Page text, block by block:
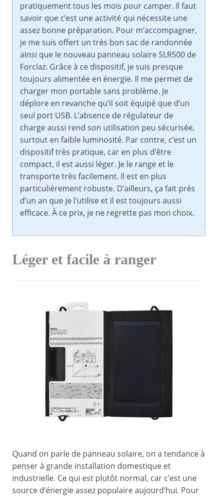
pratiquement tous les mois pour camper. Il faut
savoir que c’est une activité qui nécessite une
assez bonne préparation. Pour m’accompagner,
je me suis offert un très bon sac de randonnée
ainsi que le nouveau panneau solaire SLR500 de
Forclaz. Grâce à ce dispositif, je suis presque
toujours alimentée en énergie. Il me permet de
charger mon portable sans problème. Je
déplore en revanche qu’il soit équipé que d’un
seul port USB. L’absence de régulateur de
charge aussi rend son utilisation peu sécurisée,
surtout en faible luminosité. Par contre, c’est un
dispositif très pratique, car en plus d’être
compact, il est aussi léger. Je le range et le
transporte très facilement. Il est en plus
particulièrement robuste. D’ailleurs, ça fait près
d’un an que je l’utilise et il est toujours aussi
efficace. À ce prix, je ne regrette pas mon choix.
Léger et facile à ranger
Quand on parle de panneau solaire, on a tendance à
penser à grande installation domestique et
industrielle. Ce qui est plutôt normal, car c’est une
source d’énergie assez populaire aujourd’hui. Pour